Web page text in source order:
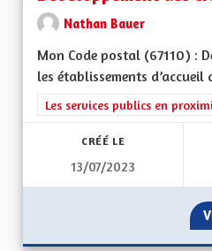
Nathan Bauer
Mon Code postal (67110) :
les établissements d’accueil
Filtrer les résultats de la
Les services publics en
CRÉÉ LE
13/07/2023